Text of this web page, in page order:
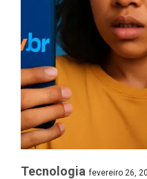
Tecnologia fevereiro 26,